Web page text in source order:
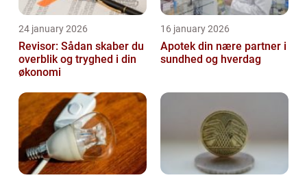
24 january 2026
Revisor: Sådan skaber du
overblik og tryghed i din
økonomi
16 january 2026
Apotek din nære partner i
sundhed og hverdag